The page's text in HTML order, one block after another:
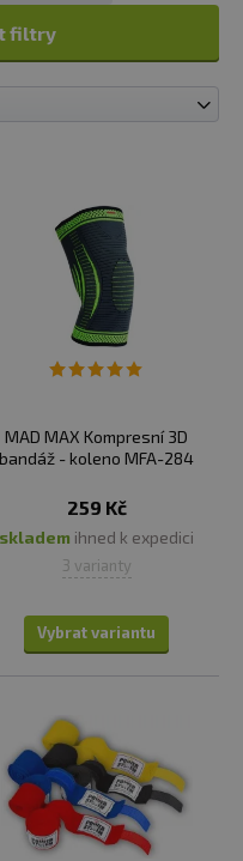
filtry
MAD MAX Kompresní 3D
bandáž - koleno MFA-284
259 Kč
skladem ihned k expedici
3 varianty
Vybrat variantu